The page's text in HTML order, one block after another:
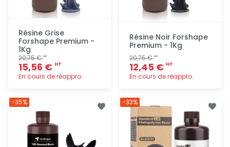
Résine Grise
Forshape Premium -
1Kg
20,75 €HT
15,56 € HT
En cours de réappro.
Résine Noir Forshape
Premium - 1Kg
20,75 €HT
12,45 € HT
En cours de réappro.
rapide
-35% -33%